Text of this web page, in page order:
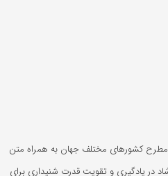
کشورهای مختلف جهان به همراه متن
در یادگیری و تقویت قدرت شنیداری برای